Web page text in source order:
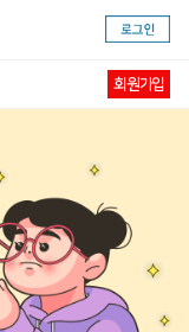
일)
11일)
02일)
회원가입